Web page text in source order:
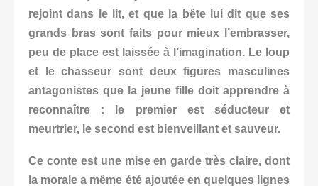
rejoint dans le lit, et que la bête lui dit que ses
grands bras sont faits pour mieux
l’embrasser,
peu de place est laissée à l’imagination. Le loup
et le chasseur sont deux figures masculines
antagonistes que la jeune fille doit apprendre à
reconnaître : le premier est séducteur et
meurtrier, le second est bienveillant et sauveur.
Ce conte est une mise en garde très claire, dont
la morale a même été ajoutée en quelques lignes